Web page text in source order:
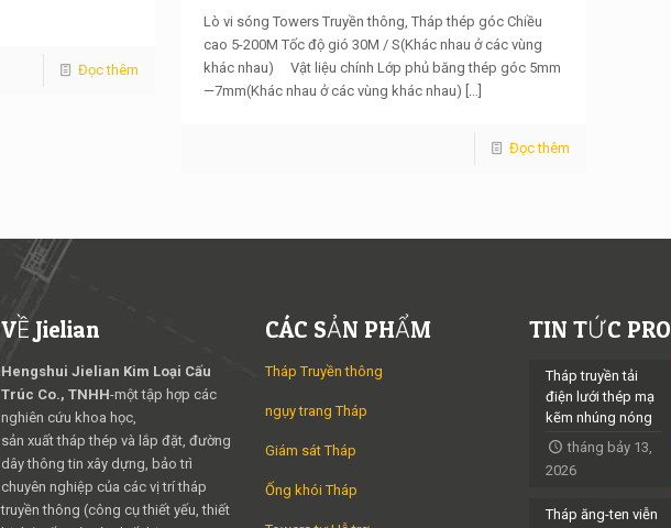
Đọc thêm
Lò vi sóng Towers Truyền thông, Tháp thép góc Chiều
cao 5-200M Tốc độ gió 30M / S(Khác nhau ở các vùng
khác nhau) Vật liệu chính Lớp phủ băng thép góc 5mm
—7mm(Khác nhau ở các vùng khác nhau)
Đọc thêm
VỀ Jielian
Hengshui Jielian Kim Loại Cấu
Trúc Co., TNHH-một tập hợp các
nghiên cứu khoa học,
sản xuất tháp thép và lắp đặt, đường
dây thông tin xây dựng, bảo trì
chuyên nghiệp của các vị trí tháp
truyền thông (công cụ thiết yếu, thiết
CÁC SẢN PHẨM
Tháp Truyền thông
ngụy trang Tháp
Giám sát Tháp
Ống khói Tháp
TIN TỨC PRO
Tháp truyền tải
điện lưới thép mạ
kẽm nhúng nóng
tháng bảy 13,
2026
Tháp ăng-ten viễn